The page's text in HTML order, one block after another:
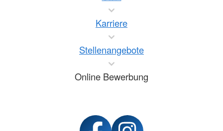
Karriere
Stellenangebote
Online Bewerbung